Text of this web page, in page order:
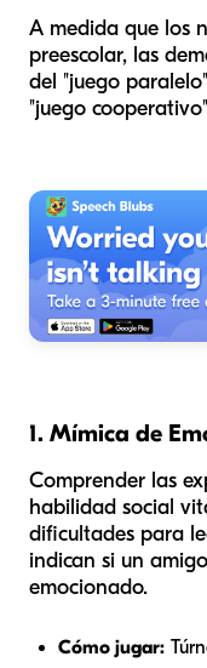
A medida que los
preescolar, las
del "juego
"juego
1. Mímica de
Comprender las
habilidad social
dificultades para
indican si un
emocionado.
Cómo jugar: